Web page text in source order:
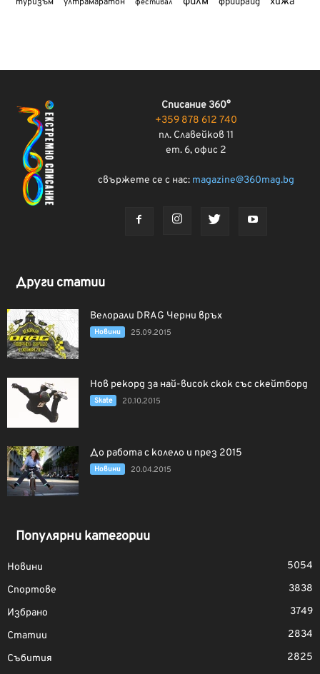
ултрамаратон фестивал
Списание 360°
+359 878 612 740
пл. Славейков 11
ет. 6, офис 2
свържете се с нас: magazine@360mag.bg
Други статии
Велорали DRAG Черни връх
Новини 25.09.2015
Нов рекорд за най-висок скок със скейтборд
Skate 20.10.2015
До работа с колело и през 2015
Новини 20.04.2015
Популярни категории
Новини
5054
Спортове
3838
Избрано
3749
Статии
2834
Събития
2825